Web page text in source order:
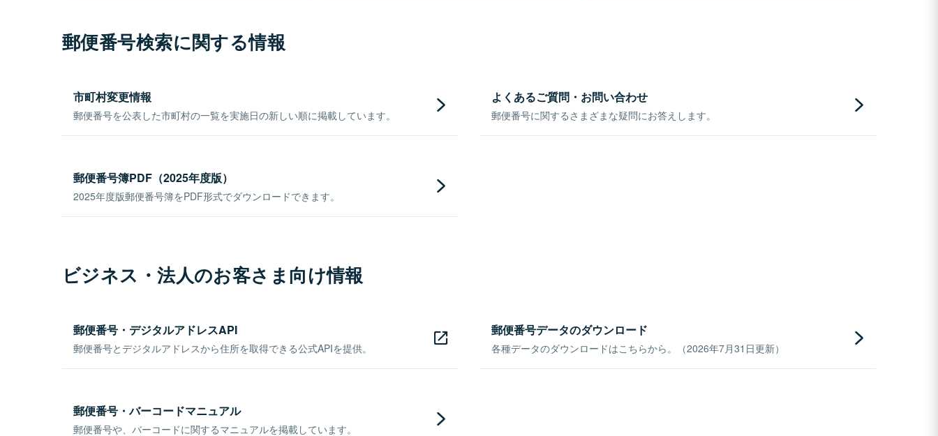
郵便番号検索に関する情報
市町村変更情報
郵便番号を公表した市町村の一覧を実施日の新しい順に掲載しています。
よくあるご質問・お問い合わせ
郵便番号に関するさまざまな疑問にお答えします。
郵便番号簿PDF（2025年度版）
2025年度版郵便番号簿をPDF形式でダウンロードできます。
ビジネス・法人のお客さま向け情報
郵便番号・デジタルアドレスAPI
郵便番号とデジタルアドレスから住所を取得できる公式APIを提供。
郵便番号データのダウンロード
各種データのダウンロードはこちらから。（2026年7月31日更新）
郵便番号・バーコードマニュアル
郵便番号や、バーコードに関するマニュアルを掲載しています。